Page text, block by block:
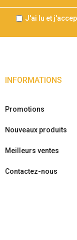
J'ai lu et
INFORMATIONS
Promotions
Nouveaux produits
Meilleurs ventes
Contactez-nous